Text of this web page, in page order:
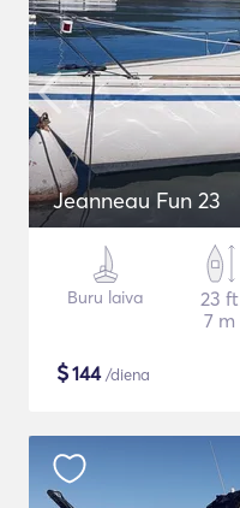
Jeanneau Fun 23
Buru laiva
23 ft
7 m
$144/diena